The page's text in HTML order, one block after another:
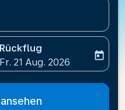
aria-label
Rückflug
fc-booking-return-date-
Fr. 21 Aug. 2026
today